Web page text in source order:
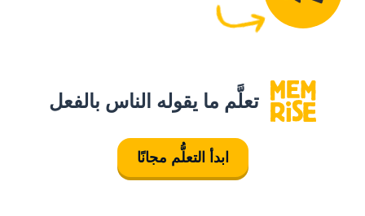
تعلَّم ما يقوله الناس بالفعل
ابدأ التعلُّم مجانًا